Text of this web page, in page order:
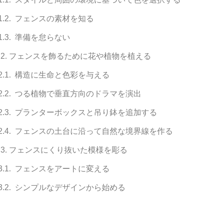
フェンスの素材を知る
準備を怠らない
2. フェンスを飾るために花や植物を植える
構造に生命と色彩を与える
つる植物で垂直方向のドラマを演出
プランターボックスと吊り鉢を追加する
フェンスの土台に沿って自然な境界線を作る
3. フェンスにくり抜いた模様を彫る
フェンスをアートに変える
シンプルなデザインから始める